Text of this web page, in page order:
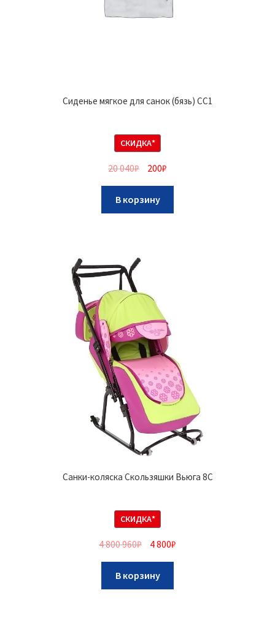
Сиденье мягкое для санок (бязь) СС1
СКИДКА*
20 040₽ 200₽
В корзину
Санки-коляска Скользяшки Вьюга 8С
СКИДКА*
4 800 960₽ 4 800₽
В корзину